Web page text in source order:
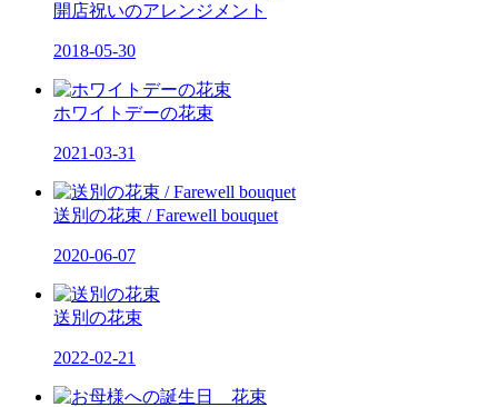
開店祝いのアレンジメント
2018-05-30
ホワイトデーの花束
2021-03-31
送別の花束 / Farewell bouquet
2020-06-07
送別の花束
2022-02-21